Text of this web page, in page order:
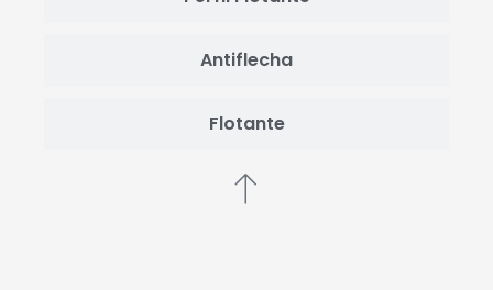
Antiflecha
Flotante